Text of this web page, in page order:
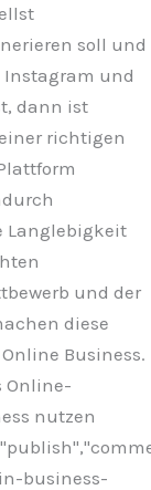
soll und
und
dann ist
richtigen
Langlebigkeit
und der
diese
Business.
Online-
nutzen
business-